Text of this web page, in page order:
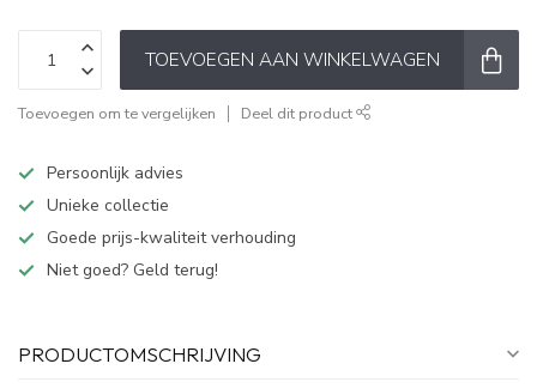
TOEVOEGEN AAN WINKELWAGEN
Toevoegen om te vergelijken Deel dit product
Persoonlijk advies
Unieke collectie
Goede prijs-kwaliteit verhouding
Niet goed? Geld terug!
PRODUCTOMSCHRIJVING